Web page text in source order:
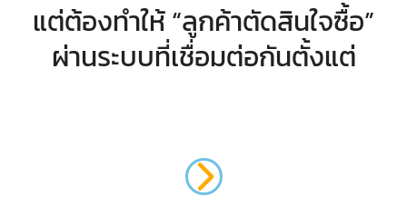
แต่ต้องทำให้ “ลูกค้าตัดสินใจซื้อ”
ผ่านระบบที่เชื่อมต่อกันตั้งแต่